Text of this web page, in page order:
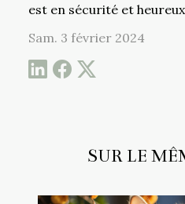
SUR LE
est en sécurité et
Sam. 3 février 2024